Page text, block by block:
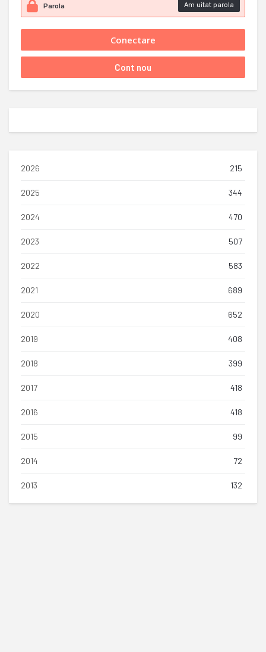
Am uitat parola
2026 215
2025 344
2024 470
2023 507
2022 583
2021 689
2020 652
2019 408
2018 399
2017 418
2016 418
2015 99
2014 72
2013 132